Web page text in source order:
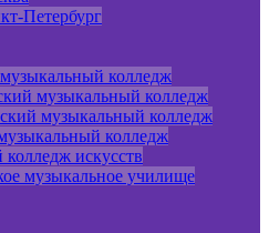
Петербург
колледж
музыкальный колледж
музыкальный колледж
колледж
колледж искусств
музыкальное училище